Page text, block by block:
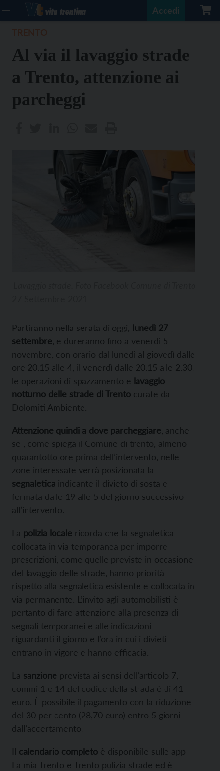
Accedi
Al via il lavaggio strade
a Trento, attenzione ai
parcheggi
Partiranno nella serata di oggi, lunedì 27
settembre , e dureranno fino a venerdì 5
novembre, con orario dal lunedì al giovedì dalle
ore 20.15 alle 4, il venerdì dalle 20.15 alle 2.30,
le operazioni di spazzamento e lavaggio
notturno delle strade di Trento curate da
Dolomiti Ambiente.
Attenzione quindi a dove parcheggiare , anche
se , come spiega il Comune di trento, almeno
quarantotto ore prima dell’intervento, nelle
zone interessate verrà posizionata la
segnaletica indicante il divieto di sosta e
fermata dalle 19 alle 5 del giorno successivo
all’intervento.
La polizia locale ricorda che la segnaletica
collocata in via temporanea per imporre
prescrizioni, come quelle previste in occasione
del lavaggio delle strade, hanno priorità
rispetto alla segnaletica esistente e collocata in
via permanente. L’invito agli automobilisti è
pertanto di fare attenzione alla presenza di
segnali temporanei e alle indicazioni
riguardanti il giorno e l’ora in cui i divieti
entrano in vigore e hanno efficacia.
La sanzione prevista ai sensi dell’articolo 7,
commi 1 e 14 del codice della strada è di 41
euro. È possibile il pagamento con la riduzione
del 30 per cento (28,70 euro) entro 5 giorni
dall’accertamento.
Il calendario completo è disponibile sulle app
La mia Trento e Trento pulizia strade ed è